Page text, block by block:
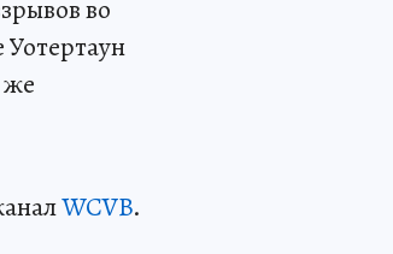
во
же
WCVB.